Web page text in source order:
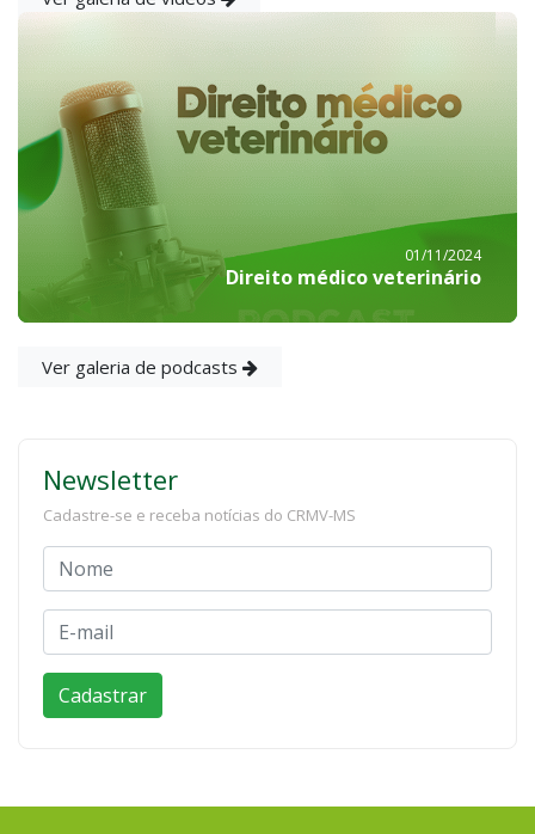
01/11/2024
Direito médico veterinário
Ver galeria de podcasts
Newsletter
Cadastre-se e receba notícias do CRMV-MS